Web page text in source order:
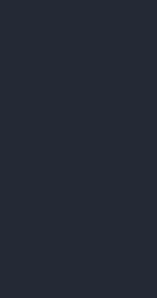
деньги
120
банки